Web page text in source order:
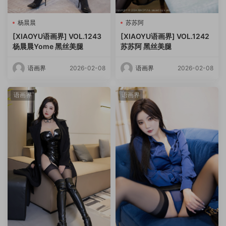
杨晨晨
[XIAOYU语画界] VOL.1243
杨晨晨Yome 黑丝美腿
语画界 2026-02-08
苏苏阿
[XIAOYU语画界] VOL.1242
苏苏阿 黑丝美腿
语画界 2026-02-08
语画界 语画界